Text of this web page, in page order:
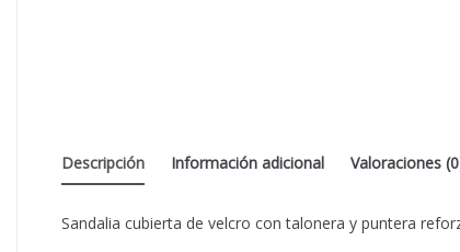
Descripción Información adicional Valoraciones
Sandalia cubierta de velcro con talonera y puntera